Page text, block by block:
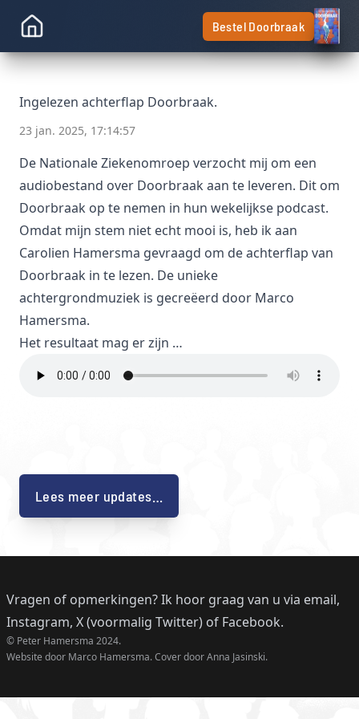
Bestel Doorbraak
Ingelezen achterflap Doorbraak.
23 jan. 2025, 17:14:57
De Nationale Ziekenomroep verzocht mij om een
audiobestand over Doorbraak aan te leveren. Dit om
Doorbraak op te nemen in hun wekelijkse podcast.
Omdat mijn stem niet echt mooi is, heb ik aan
Carolien Hamersma gevraagd om de achterflap van
Doorbraak in te lezen. De unieke
achtergrondmuziek is gecreëerd door Marco
Hamersma.
Het resultaat mag er zijn …
Lees meer updates…
Vragen of opmerkingen? Ik hoor graag van u via email,
Instagram, X (voormalig Twitter) of Facebook.
© Peter Hamersma 2024.
Website door Marco Hamersma.Cover doorAnna Jasinski.